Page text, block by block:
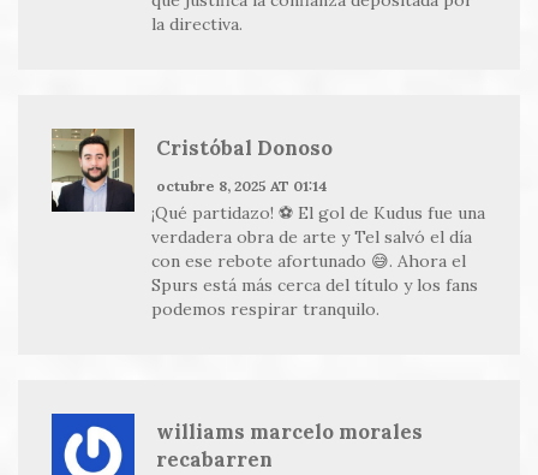
la directiva.
Cristóbal Donoso
octubre 8, 2025 AT 01:14
¡Qué partidazo! ⚽️ El gol de Kudus fue una
verdadera obra de arte y Tel salvó el día
con ese rebote afortunado 😅. Ahora el
Spurs está más cerca del título y los fans
podemos respirar tranquilo.
williams marcelo morales
recabarren